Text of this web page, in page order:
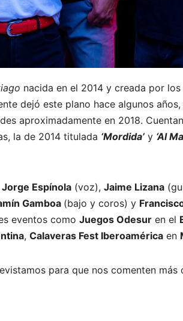
nacida en el 2014 y creada por los
dejó este plano hace algunos
aproximadamente en 2018.
la de 2014 titulada ‘Mordida’ y ‘Al
Jorge Espínola (voz), Jaime Lizana
Gamboa (bajo y coros) y
eventos como Juegos Odesur en el
, Calaveras Fest Iberoamérica en
para que nos comenten más